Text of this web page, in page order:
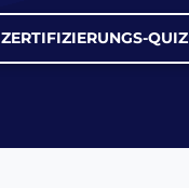
ZERTIFIZIERUNGS-QUIZ